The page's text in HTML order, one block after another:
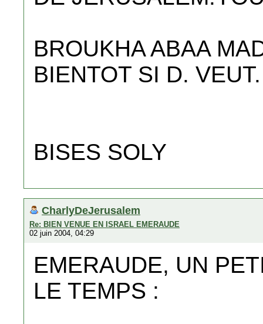
BROUKHA ABAA
BIENTOT SI D. VEUT.
BISES SOLY
CharlyDeJerusalem
Re: BIEN VENUE EN ISRAEL EMERAUDE
02 juin 2004, 04:29
EMERAUDE, UN
LE TEMPS :